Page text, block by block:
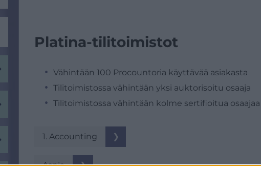
Platina-tilitoimistot
Vähintään 100 Procountoria käyttävää asiakasta
Tilitoimistossa vähintään yksi auktorisoitu osaaja
Tilitoimistossa vähintään kolme sertifioitua osaajaa
1. Accounting ❯
Aspia ❯